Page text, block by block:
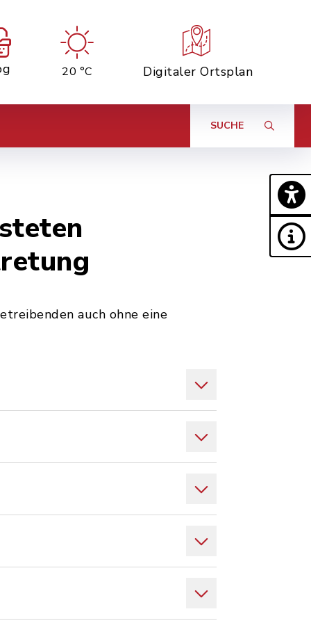
20 °C Digitaler Ortsplan
SUCHE
auch ohne eine